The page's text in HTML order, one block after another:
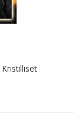
Kristilliset